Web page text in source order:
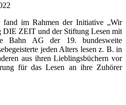
im Rahmen der Initiative „Wir
DIE ZEIT und der Stiftung Lesen mit
Bahn AG der 19. bundesweite
jeden Alters lesen z. B. in
aus ihren Lieblingsbüchern vor
für das Lesen an ihre Zuhörer